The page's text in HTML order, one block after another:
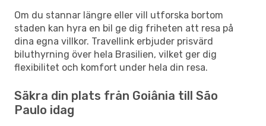
Om du stannar längre eller vill utforska bortom
staden kan hyra en bil ge dig friheten att resa på
dina egna villkor. Travellink erbjuder prisvärd
biluthyrning över hela Brasilien, vilket ger dig
flexibilitet och komfort under hela din resa.
Säkra din plats från Goiânia till São
Paulo idag